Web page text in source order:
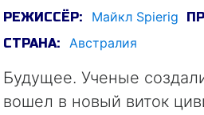
РЕЖИССЁР: Майкл Spierig
СТРАНА: Австралия
Будущее. Ученые
вошел в новый виток